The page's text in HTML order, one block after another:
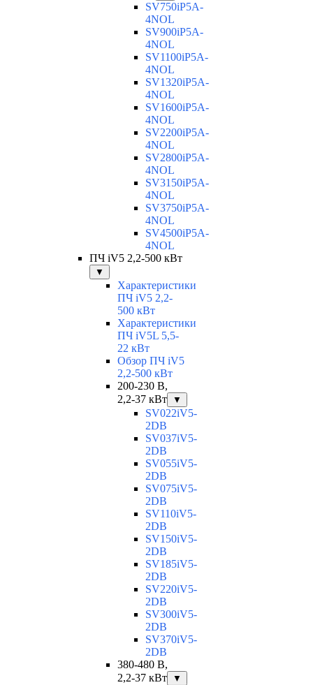
SV750iP5A-
4NOL
SV900iP5A-
4NOL
SV1100iP5A-
4NOL
SV1320iP5A-
4NOL
SV1600iP5A-
4NOL
SV2200iP5A-
4NOL
SV2800iP5A-
4NOL
SV3150iP5A-
4NOL
SV3750iP5A-
4NOL
SV4500iP5A-
4NOL
ПЧ iV5 2,2-500 кВт
▼
Характеристики
ПЧ iV5 2,2-
500 кВт
Характеристики
ПЧ iV5L 5,5-
22 кВт
Обзор ПЧ iV5
2,2-500 кВт
200-230 В,
2,2-37 кВт
▼
SV022iV5-
2DB
SV037iV5-
2DB
SV055iV5-
2DB
SV075iV5-
2DB
SV110iV5-
2DB
SV150iV5-
2DB
SV185iV5-
2DB
SV220iV5-
2DB
SV300iV5-
2DB
SV370iV5-
2DB
380-480 В,
2,2-37 кВт
▼